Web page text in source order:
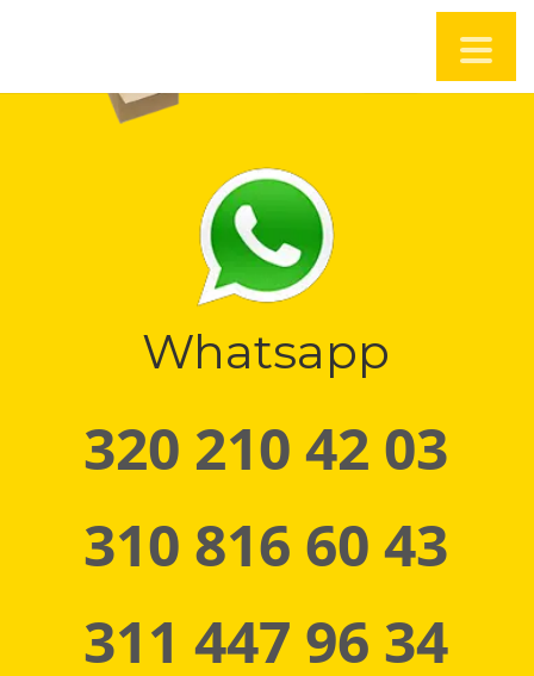
Whatsapp
320 210 42 03
310 816 60 43
311 447 96 34